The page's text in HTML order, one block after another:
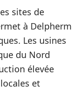
sites de
à Delpherm
Les usines
du Nord
élevée
et